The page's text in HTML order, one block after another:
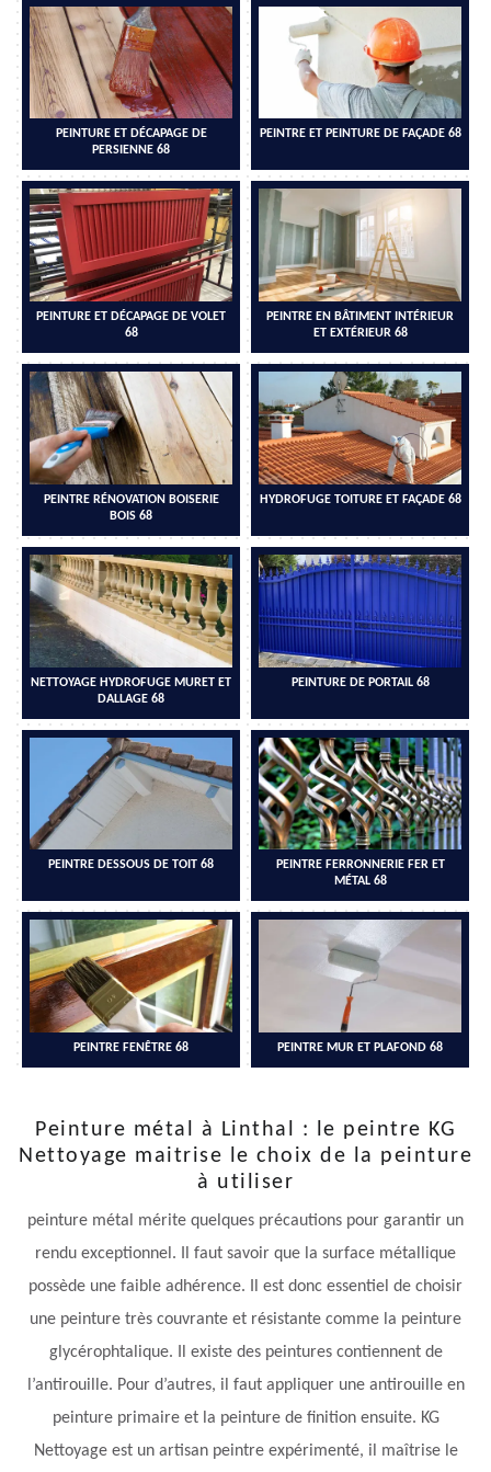
PEINTURE ET DÉCAPAGE DE
PERSIENNE 68
PEINTRE ET PEINTURE DE FAÇADE 68
PEINTURE ET DÉCAPAGE DE VOLET
68
PEINTRE EN BÂTIMENT INTÉRIEUR
ET EXTÉRIEUR 68
PEINTRE RÉNOVATION BOISERIE
BOIS 68
HYDROFUGE TOITURE ET FAÇADE 68
NETTOYAGE HYDROFUGE MURET ET
DALLAGE 68
PEINTURE DE PORTAIL 68
PEINTRE DESSOUS DE TOIT 68
PEINTRE FERRONNERIE FER ET
MÉTAL 68
PEINTRE FENÊTRE 68 PEINTRE MUR ET PLAFOND 68
Peinture métal à Linthal : le peintre KG
Nettoyage maitrise le choix de la peinture
à utiliser
peinture métal mérite quelques précautions pour garantir un
rendu exceptionnel. Il faut savoir que la surface métallique
possède une faible adhérence. Il est donc essentiel de choisir
une peinture très couvrante et résistante comme la peinture
glycérophtalique. Il existe des peintures contiennent de
l’antirouille. Pour d’autres, il faut appliquer une antirouille en
peinture primaire et la peinture de finition ensuite. KG
Nettoyage est un artisan peintre expérimenté, il maîtrise le